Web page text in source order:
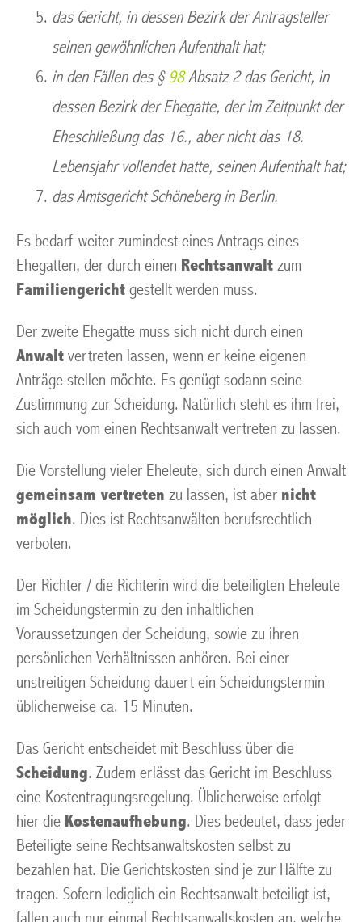
das Gericht, in dessen Bezirk der Antragsteller
seinen gewöhnlichen Aufenthalt hat;
in den Fällen des § 98Absatz 2 das Gericht, in
dessen Bezirk der Ehegatte, der im Zeitpunkt der
Eheschließung das 16., aber nicht das 18.
Lebensjahr vollendet hatte, seinen Aufenthalt hat;
das Amtsgericht Schöneberg in Berlin.
Es bedarf weiter zumindest eines Antrags eines
Ehegatten, der durch einen Rechtsanwalt zum
Familiengericht gestellt werden muss.
Der zweite Ehegatte muss sich nicht durch einen
Anwalt vertreten lassen, wenn er keine eigenen
Anträge stellen möchte. Es genügt sodann seine
Zustimmung zur Scheidung. Natürlich steht es ihm frei,
sich auch vom einen Rechtsanwalt vertreten zu lassen.
Die Vorstellung vieler Eheleute, sich durch einen Anwalt
gemeinsam vertreten zu lassen, ist aber nicht
möglich. Dies ist Rechtsanwälten berufsrechtlich
verboten.
Der Richter / die Richterin wird die beteiligten Eheleute
im Scheidungstermin zu den inhaltlichen
Voraussetzungen der Scheidung, sowie zu ihren
persönlichen Verhältnissen anhören. Bei einer
unstreitigen Scheidung dauert ein Scheidungstermin
üblicherweise ca. 15 Minuten.
Das Gericht entscheidet mit Beschluss über die
Scheidung. Zudem erlässt das Gericht im Beschluss
eine Kostentragungsregelung. Üblicherweise erfolgt
hier die Kostenaufhebung. Dies bedeutet, dass jeder
Beteiligte seine Rechtsanwaltskosten selbst zu
bezahlen hat. Die Gerichtskosten sind je zur Hälfte zu
tragen. Sofern lediglich ein Rechtsanwalt beteiligt ist,